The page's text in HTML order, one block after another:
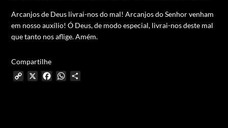
Arcanjos de Deus livrai-nos do mal! Arcanjos do Senhor venham
em nosso auxílio! Ó Deus, de modo especial, livrai-nos deste mal
que tanto nos aflige. Amém.
Compartilhe
Copy X FacebookWhatsApp